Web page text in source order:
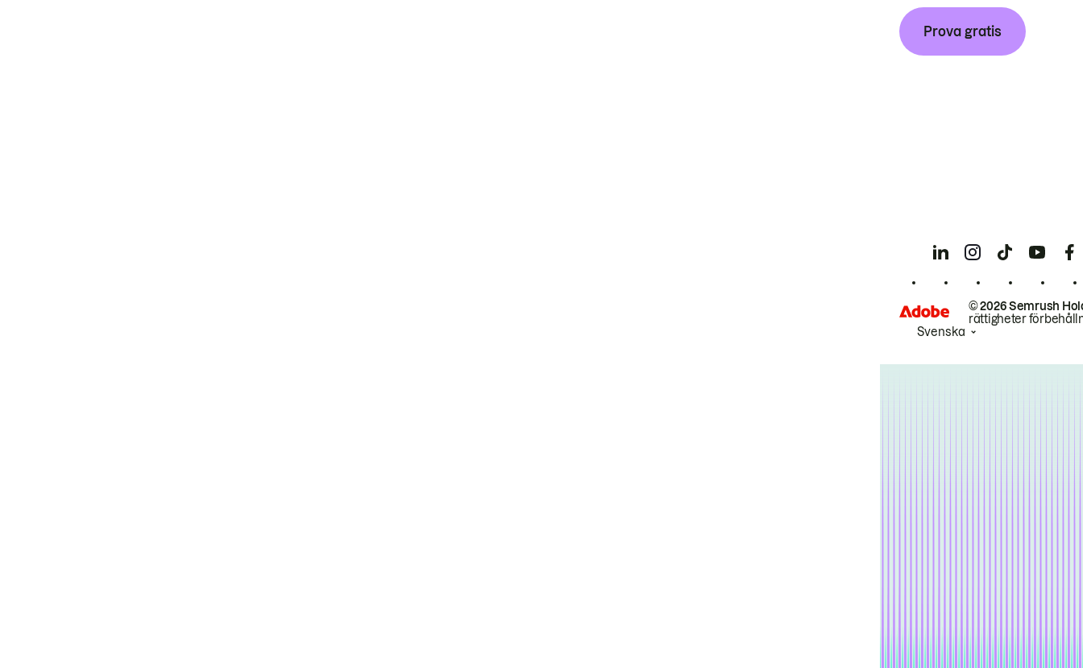
Prova gratis
© 2026 Semrush
rättigheter
Svenska